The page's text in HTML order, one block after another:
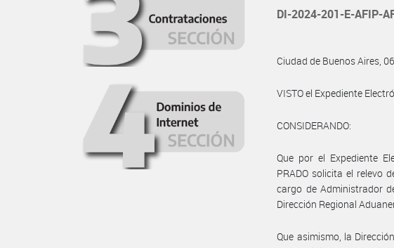
DI-2024-201-E-AFIP-
Ciudad de Buenos Aires,
VISTO el Expediente
CONSIDERANDO:
Que por el Expediente
PRADO solicita el relevo
cargo de Administrador
Dirección Regional
Que asimismo, la